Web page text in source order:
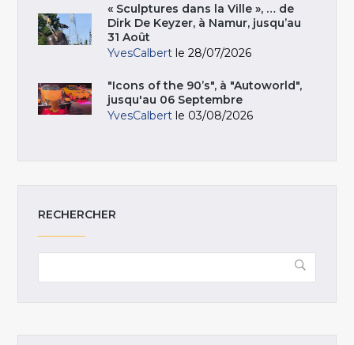
« Sculptures dans la Ville », … de
Dirk De Keyzer, à Namur, jusqu’au
31 Août
YvesCalbert le 28/07/2026
"Icons of the 90’s", à "Autoworld",
jusqu'au 06 Septembre
YvesCalbert le 03/08/2026
RECHERCHER